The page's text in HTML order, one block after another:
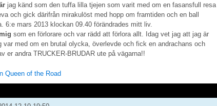
jag känd som den tuffa lilla tjejen som varit med om en fasansfull resa
och gick därifrån mirakulöst med hopp om framtiden och en ball
6:e mars 2013 klockan 09.40 förändrades mitt liv.
som en förlorare och var rädd att förlora allt. Idag vet jag att jag är
var med om en brutal olycka, överlevde och fick en andrachans och
er andra TRUCKER-BRUDAR ute på vägarna!!
Queen of the Road